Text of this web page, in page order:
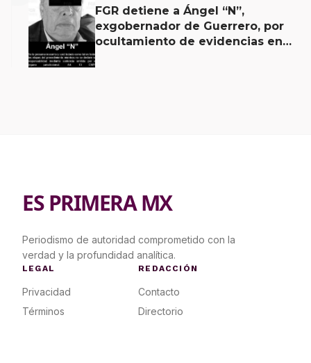
FGR detiene a Ángel “N”,
exgobernador de Guerrero, por
ocultamiento de evidencias en
ES PRIMERA MX
Periodismo de autoridad comprometido con la
verdad y la profundidad analítica.
LEGAL
Privacidad
Términos
REDACCIÓN
Contacto
Directorio